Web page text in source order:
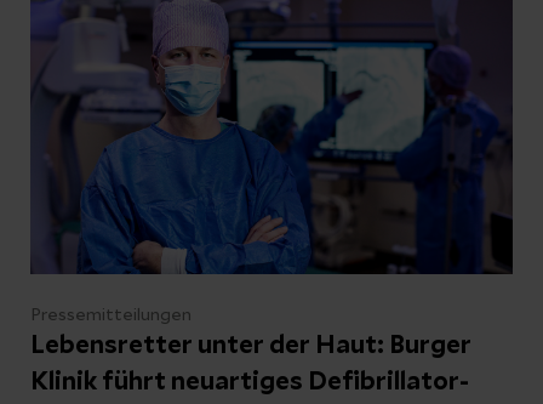
dass es auch männliche Krankenschwestern
und weibliche Doktoren gibt. Die
Teilnehmerzahl ist begrenzt.
Pressemitteilungen
Lebensretter unter der Haut: Burger
Klinik führt neuartiges Defibrillator-